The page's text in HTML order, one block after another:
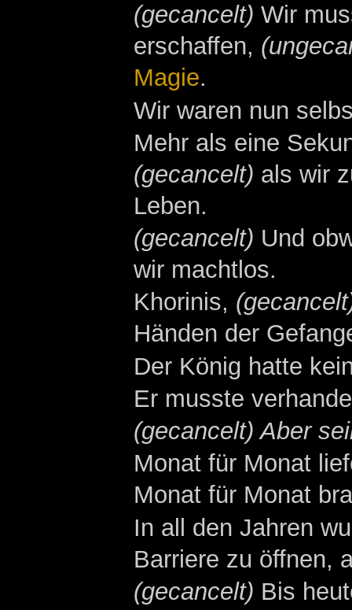
(gecancelt) Wir
erschaffen,
Magie.
Wir waren nun
Mehr als eine
(gecancelt) als wir
Leben.
(gecancelt) Und
wir machtlos.
Khorinis,
Händen der
Der König hatte
Er musste
(gecancelt) Aber
Monat für Monat
Monat für Monat
In all den Jahren
Barriere zu öffnen,
(gecancelt) Bis